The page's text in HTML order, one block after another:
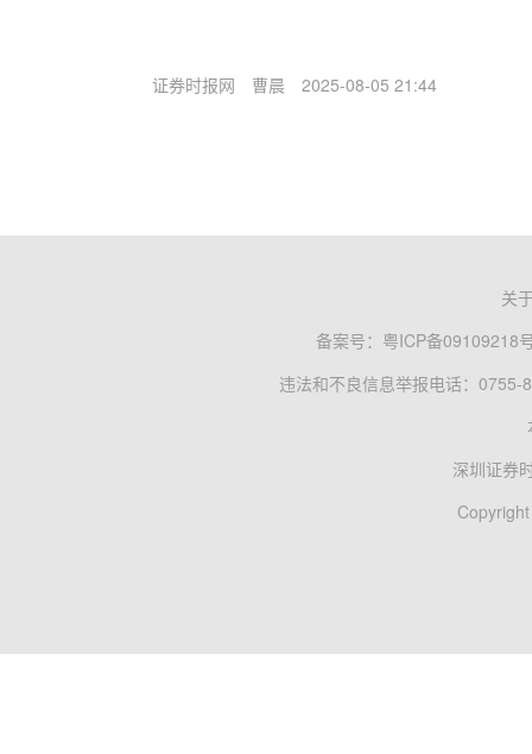
证券时报网 曹晨 2025-08-05 21:44
关
备案号： 粤ICP备09109218
违法和不良信息举报电话：0755-
深圳证券